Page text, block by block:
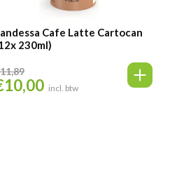
Cafe Latte Cartocan
230ml)
11,89
10,00 Huidige
incl. btw